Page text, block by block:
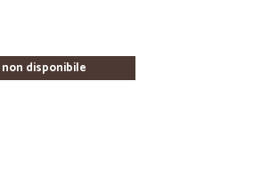
disponibile